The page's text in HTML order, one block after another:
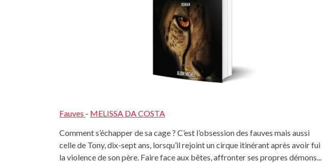
Fauves - MELISSA DA COSTA
Comment s’échapper de sa cage ? C’est l’obsession des fauves mais aussi
celle de Tony, dix-sept ans, lorsqu’il rejoint un cirque itinérant après avoir fui
la violence de son père. Faire face aux bêtes, affronter ses propres démons...